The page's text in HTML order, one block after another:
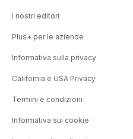
I nostri editori
Plus+ per le aziende
Informativa sulla privacy
California e USA Privacy
Termini e condizioni
Informativa sui cookie